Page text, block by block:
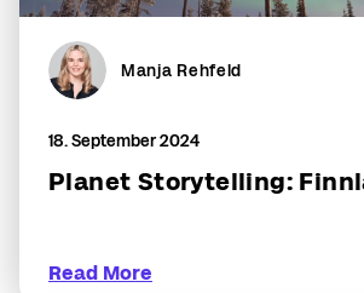
Manja Rehfeld
18. September 2024
Planet Storytelling:
Read More